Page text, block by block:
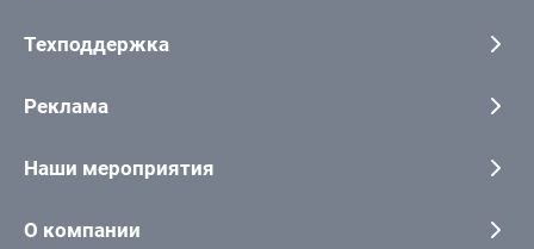
Техподдержка
Реклама
Наши мероприятия
О компании